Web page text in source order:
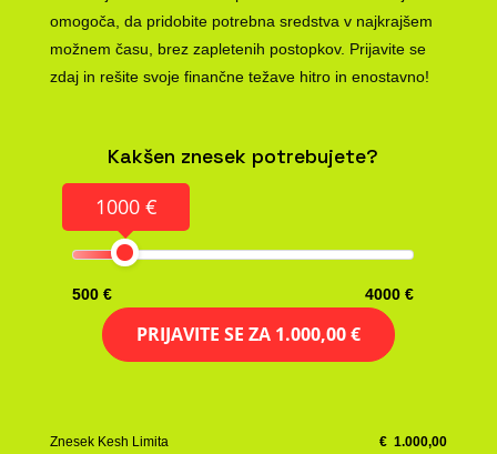
omogoča, da pridobite potrebna sredstva v najkrajšem
možnem času, brez zapletenih postopkov. Prijavite se
zdaj in rešite svoje finančne težave hitro in enostavno!
Kakšen znesek potrebujete?
1000 €
500 € 4000 €
PRIJAVITE SE ZA 1.000,00 €
Znesek Kesh Limita €1.000,00